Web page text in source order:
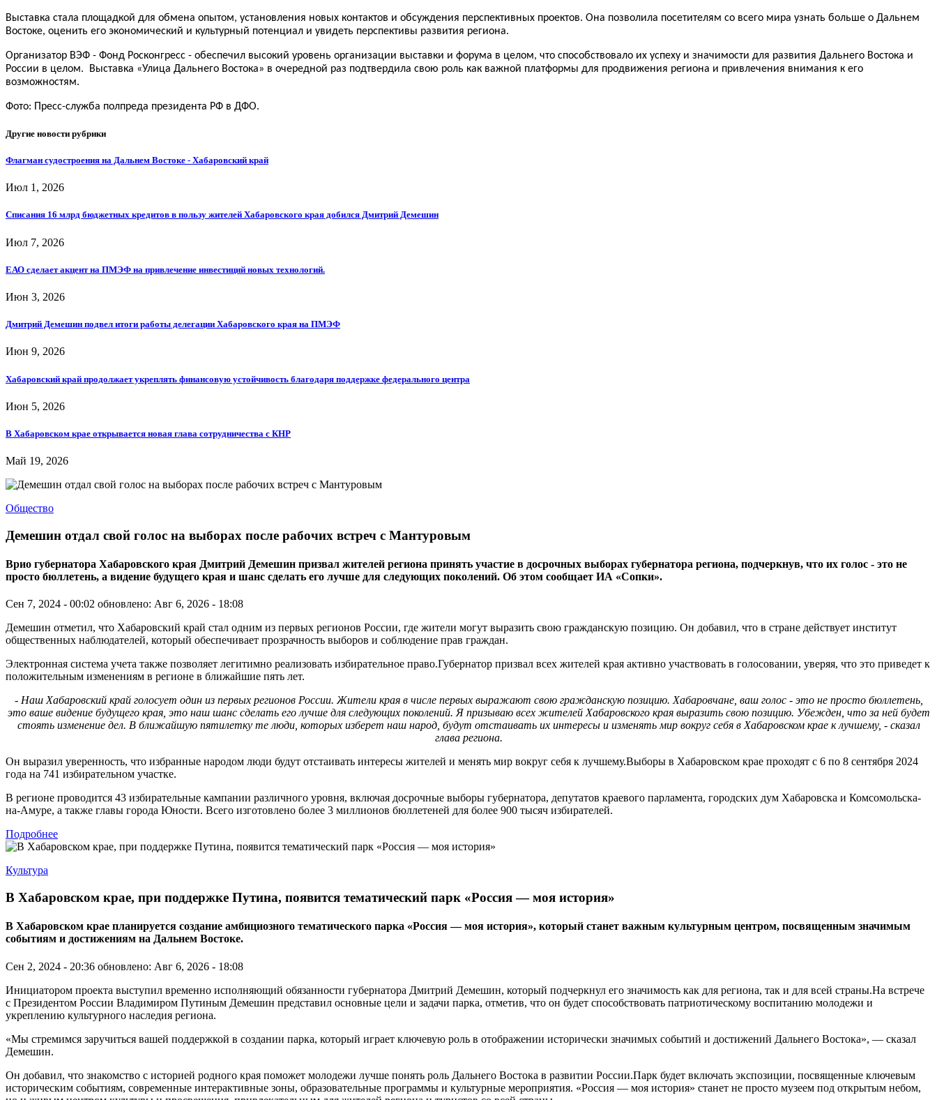
Выставка стала площадкой для обмена опытом, установления новых контактов и обсуждения перспективных проектов. Она позволила посетителям со всего мира узнать больше о Дальнем
Востоке, оценить его экономический и культурный потенциал и увидеть перспективы развития региона.
Организатор ВЭФ - Фонд Росконгресс - обеспечил высокий уровень организации выставки и форума в целом, что способствовало их успеху и значимости для развития Дальнего Востока и
России в целом. Выставка «Улица Дальнего Востока» в очередной раз подтвердила свою роль как важной платформы для продвижения региона и привлечения внимания к его
возможностям.
Фото: Пресс-служба полпреда президента РФ в ДФО.
Другие новости рубрики
Флагман судостроения на Дальнем Востоке - Хабаровский край
Июл 1, 2026
Списания 16 млрд бюджетных кредитов в пользу жителей Хабаровского края добился Дмитрий Демешин
Июл 7, 2026
ЕАО сделает акцент на ПМЭФ на привлечение инвестиций новых технологий.
Июн 3, 2026
Дмитрий Демешин подвел итоги работы делегации Хабаровского края на ПМЭФ
Июн 9, 2026
Хабаровский край продолжает укреплять финансовую устойчивость благодаря поддержке федерального центра
Июн 5, 2026
В Хабаровском крае открывается новая глава сотрудничества с КНР
Май 19, 2026
Общество
Демешин отдал свой голос на выборах после рабочих встреч с Мантуровым
Врио губернатора Хабаровского края Дмитрий Демешин призвал жителей региона принять участие в досрочных выборах губернатора региона, подчеркнув, что их голос - это не
просто бюллетень, а видение будущего края и шанс сделать его лучше для следующих поколений. Об этом сообщает ИА «Сопки».
Сен 7, 2024 - 00:02 обновлено: Авг 6, 2026 - 18:08
Демешин отметил, что Хабаровский край стал одним из первых регионов России, где жители могут выразить свою гражданскую позицию. Он добавил, что в стране действует институт
общественных наблюдателей, который обеспечивает прозрачность выборов и соблюдение прав граждан.
Электронная система учета также позволяет легитимно реализовать избирательное право.Губернатор призвал всех жителей края активно участвовать в голосовании, уверяя, что это приведет к
положительным изменениям в регионе в ближайшие пять лет.
- Наш Хабаровский край голосует один из первых регионов России. Жители края в числе первых выражают свою гражданскую позицию. Хабаровчане, ваш голос - это не просто бюллетень,
это ваше видение будущего края, это наш шанс сделать его лучше для следующих поколений. Я призываю всех жителей Хабаровского края выразить свою позицию. Убежден, что за ней будет
стоять изменение дел. В ближайшую пятилетку те люди, которых изберет наш народ, будут отстаивать их интересы и изменять мир вокруг себя в Хабаровском крае к лучшему, - сказал
глава региона.
Он выразил уверенность, что избранные народом люди будут отстаивать интересы жителей и менять мир вокруг себя к лучшему.Выборы в Хабаровском крае проходят с 6 по 8 сентября 2024
года на 741 избирательном участке.
В регионе проводится 43 избирательные кампании различного уровня, включая досрочные выборы губернатора, депутатов краевого парламента, городских дум Хабаровска и Комсомольска-
на-Амуре, а также главы города Юности. Всего изготовлено более 3 миллионов бюллетеней для более 900 тысяч избирателей.
Подробнее
Культура
В Хабаровском крае, при поддержке Путина, появится тематический парк «Россия — моя история»
В Хабаровском крае планируется создание амбициозного тематического парка «Россия — моя история», который станет важным культурным центром, посвященным значимым
событиям и достижениям на Дальнем Востоке.
Сен 2, 2024 - 20:36 обновлено: Авг 6, 2026 - 18:08
Инициатором проекта выступил временно исполняющий обязанности губернатора Дмитрий Демешин, который подчеркнул его значимость как для региона, так и для всей страны.На встрече
с Президентом России Владимиром Путиным Демешин представил основные цели и задачи парка, отметив, что он будет способствовать патриотическому воспитанию молодежи и
укреплению культурного наследия региона.
«Мы стремимся заручиться вашей поддержкой в создании парка, который играет ключевую роль в отображении исторически значимых событий и достижений Дальнего Востока», — сказал
Демешин.
Он добавил, что знакомство с историей родного края поможет молодежи лучше понять роль Дальнего Востока в развитии России.Парк будет включать экспозиции, посвященные ключевым
историческим событиям, современные интерактивные зоны, образовательные программы и культурные мероприятия. «Россия — моя история» станет не просто музеем под открытым небом,